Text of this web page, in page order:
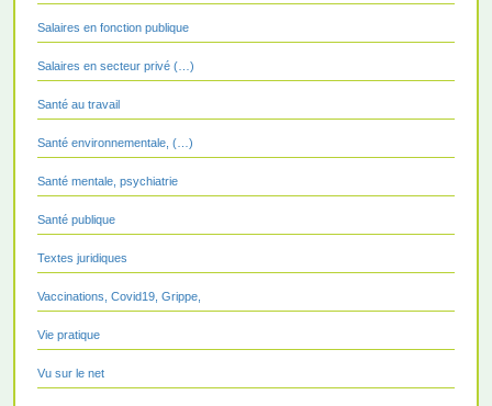
Salaires en fonction publique
Salaires en secteur privé (…)
Santé au travail
Santé environnementale, (…)
Santé mentale, psychiatrie
Santé publique
Textes juridiques
Vaccinations, Covid19, Grippe,
Vie pratique
Vu sur le net